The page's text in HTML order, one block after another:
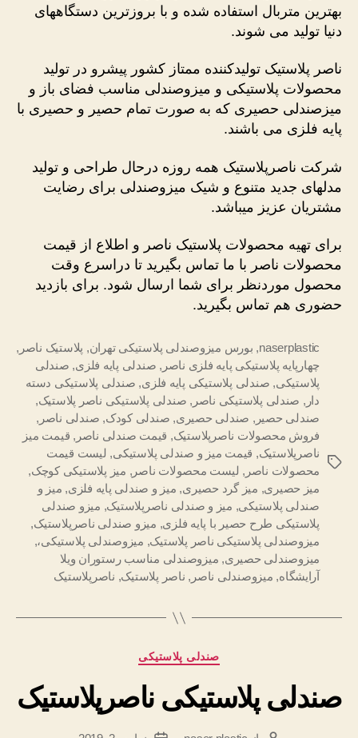
بهترین متربال استفاده شده و با بروزترین دستگاههای
دنیا تولید می شوند.
ناصر پلاستیک تولیدکننده ممتاز کشور پیشرو در تولید
محصولات پلاستیکی و میزوصندلی مناسب فضای باز و
میزصندلی حصیری که به صورت تمام حصیر و حصیری با
پایه فلزی می باشند.
شرکت ناصرپلاستیک همه روزه درحال طراحی و تولید
مدلهای جدید متنوع و شیک میزوصندلی برای رضایت
مشتریان عزیز میباشد.
برای تهیه محصولات پلاستیک ناصر و اطلاع از قیمت
محصولات ناصر با ما تماس بگیرید تا دراسرع وقت
محصول موردنظر برای شما ارسال شود. برای بازدید
حضوری هم تماس بگیرید.
برچسب‌ها
naserplastic
, بورس میزوصندلی پلاستیکی تهران, پلاستیک ناصر ,
چهارپایه پلاستیکی پایه فلزی ناصر , صندلی پایه فلزی, صندلی
پلاستیکی, صندلی پلاستیکی پایه فلزی, صندلی پلاستیکی دسته
دار , صندلی پلاستیکی ناصر , صندلی پلاستیکی ناصر پلاستیک,
صندلی حصیر , صندلی حصیری, صندلی کودک, صندلی ناصر ,
فروش محصولات ناصرپلاستیک, قیمت صندلی ناصر , قیمت میز
ناصرپلاستیک, قیمت میز و صندلی پلاستیکی, لیست قیمت
محصولات ناصر , لیست محصولات ناصر , میز پلاستیکی کوچک,
میز حصیری, میز گرد حصیری, میز و صندلی پایه فلزی, میز و
صندلی پلاستیکی, میز و صندلی ناصرپلاستیک, میزو صندلی
پلاستیکی طرح حصیر با پایه فلزی, میزو صندلی ناصرپلاستیک,
میزوصندلی پلاستیکی ناصر پلاستیک, میزوصندلی پلاستیکی،,
میزوصندلی حصیری, میزوصندلی مناسب رستوران ویلا
آرایشگاه, میزوصندلی ناصر , ناصر پلاستیک, ناصرپلاستیک
دسته‌ها
صندلی پلاستیکی
صندلی پلاستیکی ناصرپلاستیک